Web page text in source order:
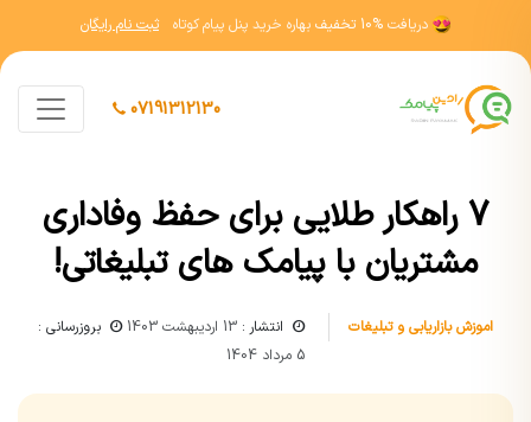
دریافت 10% تخفیف بهاره خرید پنل پیام کوتاه ثبت نام رایگان
07191312130
7 راهکار طلایی برای حفظ وفاداری
مشتریان با پیامک های تبلیغاتی!
اموزش بازاریابی و تبلیغات انتشار : 13 اردیبهشت 1403
بروزرسانی :
5 مرداد 1404